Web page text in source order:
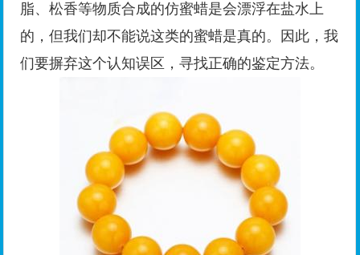
脂、松香等物质合成的仿蜜蜡是会漂浮在盐水上
的，但我们却不能说这类的蜜蜡是真的。因此，我
们要摒弃这个认知误区，寻找正确的鉴定方法。